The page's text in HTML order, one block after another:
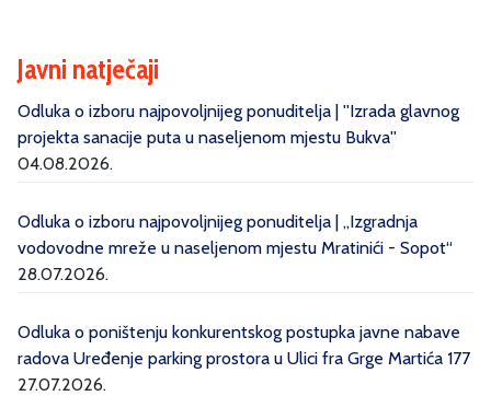
Javni natječaji
Odluka o izboru najpovoljnijeg ponuditelja | ''Izrada glavnog
projekta sanacije puta u naseljenom mjestu Bukva''
04.08.2026.
Odluka o izboru najpovoljnijeg ponuditelja | „Izgradnja
vodovodne mreže u naseljenom mjestu Mratinići - Sopot“
28.07.2026.
Odluka o poništenju konkurentskog postupka javne nabave
radova Uređenje parking prostora u Ulici fra Grge Martića 177
27.07.2026.